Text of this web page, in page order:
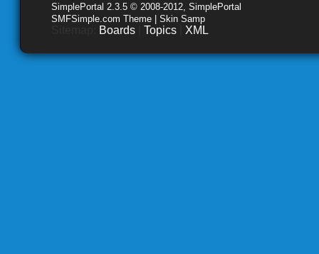
SimplePortal 2.3.5 © 2008-2012, SimplePortal
SMFSimple.com Theme | Skin Samp
Boards Topics XML